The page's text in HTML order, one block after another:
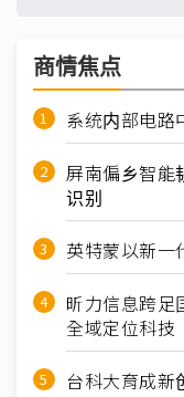
商情焦点
系统内部电路
屏南偏乡智能
识别
英特蒙以新一
昕力信息跨足
全域定位科技
台科大育成新